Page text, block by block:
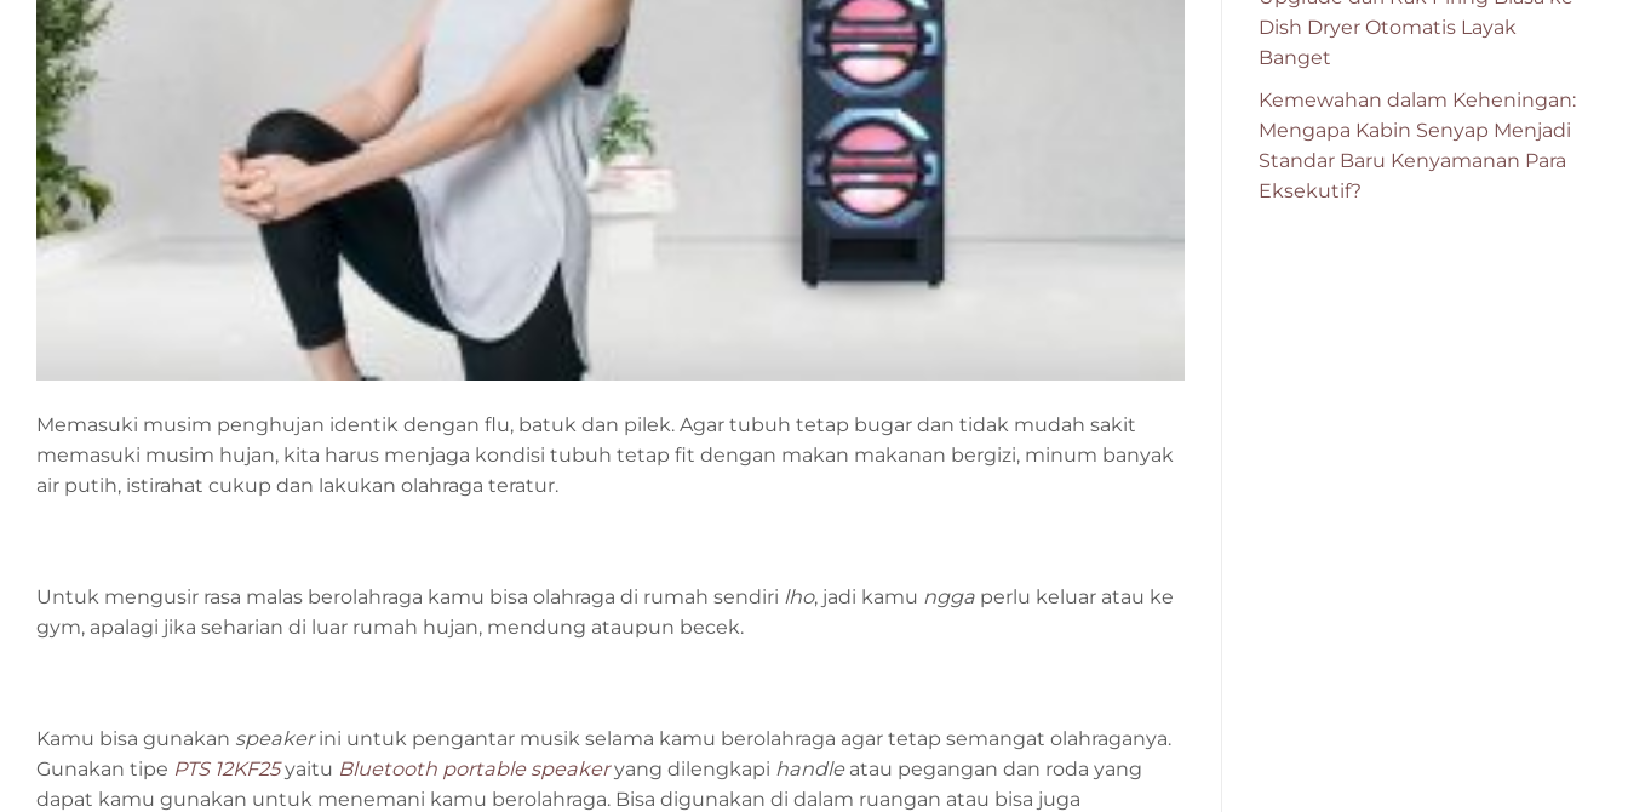
Memasuki musim penghujan identik dengan flu, batuk dan pilek. Agar tubuh tetap bugar dan tidak mudah sakit
memasuki musim hujan, kita harus menjaga kondisi tubuh tetap fit dengan makan makanan bergizi, minum banyak
air putih, istirahat cukup dan lakukan olahraga teratur.
Untuk mengusir rasa malas berolahraga kamu bisa olahraga di rumah sendiri lho, jadi kamu ngga perlu keluar atau ke
gym, apalagi jika seharian di luar rumah hujan, mendung ataupun becek.
Kamu bisa gunakan speakerini untuk pengantar musik selama kamu berolahraga agar tetap semangat olahraganya.
Gunakan tipe PTS 12KF25yaitu Bluetooth portable speakeryang dilengkapi handle atau pegangan dan roda yang
dapat kamu gunakan untuk menemani kamu berolahraga. Bisa digunakan di dalam ruangan atau bisa juga
Dish Dryer Otomatis Layak
Banget
Kemewahan dalam Keheningan:
Mengapa Kabin Senyap Menjadi
Standar Baru Kenyamanan Para
Eksekutif?